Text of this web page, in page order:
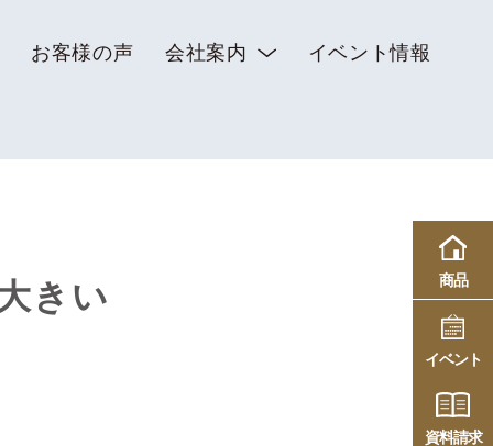
お客様の声 会社案内 イベント情報
きい 商品
イベント
資料請求